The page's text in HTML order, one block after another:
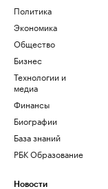
Политика
Экономика
Общество
Бизнес
Технологии и
медиа
Финансы
Биографии
База знаний
РБК Образование
Новости